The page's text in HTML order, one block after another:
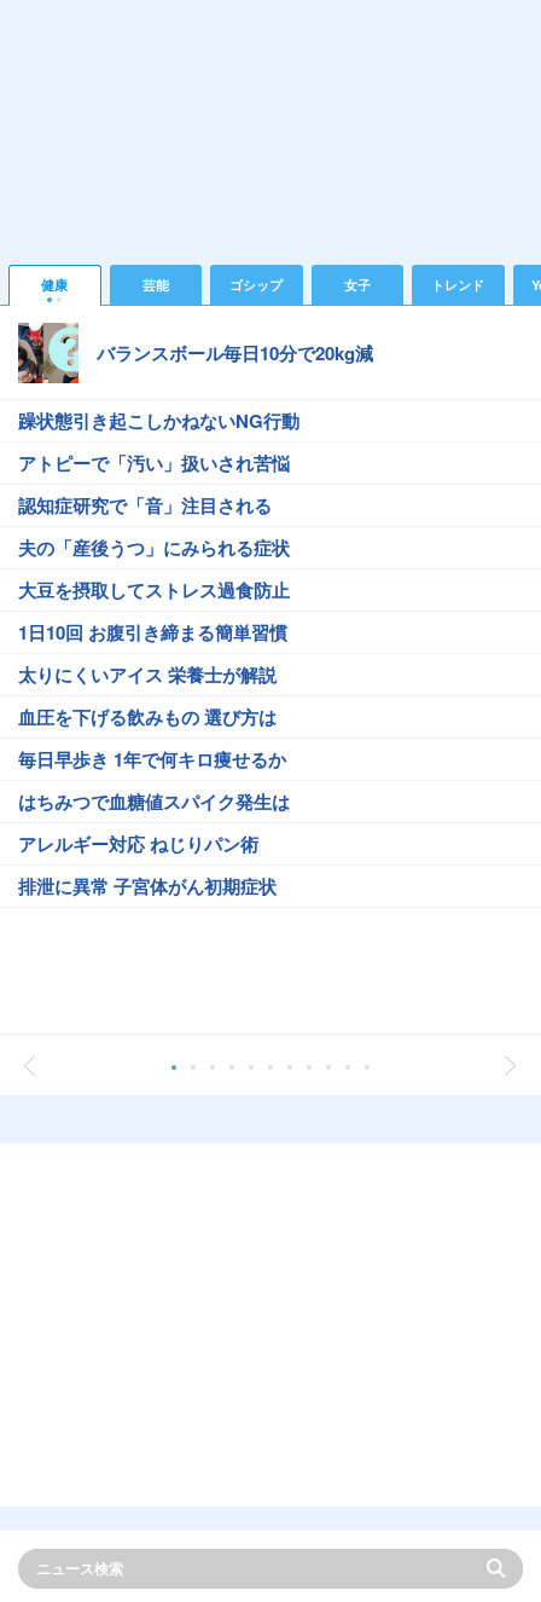
健康 芸能 ゴシップ 女子 トレンド
バランスボール毎日10分で20kg減
躁状態引き起こしかねないNG行動
アトピーで「汚い」扱いされ苦悩
認知症研究で「音」注目される
夫の「産後うつ」にみられる症状
大豆を摂取してストレス過食防止
1日10回 お腹引き締まる簡単習慣
太りにくいアイス 栄養士が解説
血圧を下げる飲みもの 選び方は
毎日早歩き 1年で何キロ痩せるか
はちみつで血糖値スパイク発生は
アレルギー対応 ねじりパン術
排泄に異常 子宮体がん初期症状